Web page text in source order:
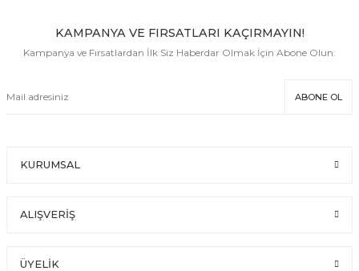
KAMPANYA VE FIRSATLARI KAÇIRMAYIN!
Kampanya ve Fırsatlardan İlk Siz Haberdar Olmak İçin Abone Olun:
ABONE OL
KURUMSAL
ALIŞVERİŞ
ÜYELİK